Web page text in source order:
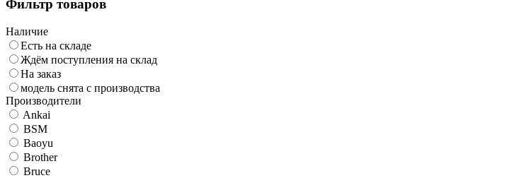
Фильтр товаров
Наличие
Есть на складе
Ждём поступления на склад
На заказ
модель снята с производства
Производители
Ankai
BSM
Baoyu
Brother
Bruce